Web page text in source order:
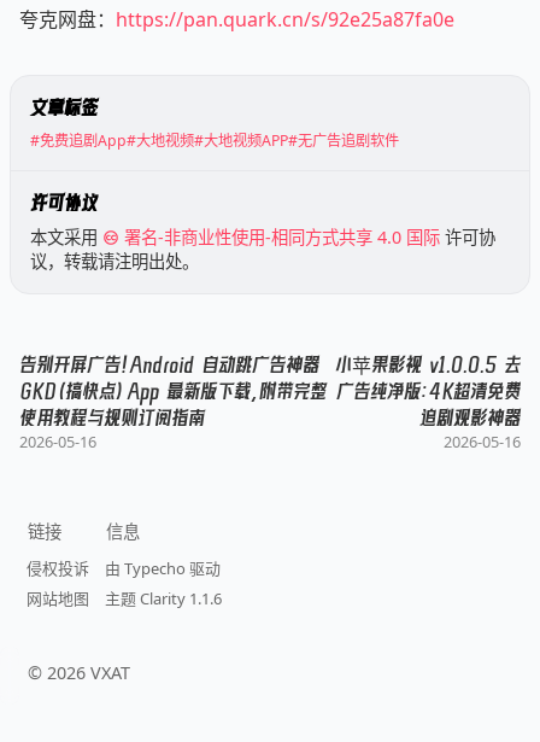
夸克网盘： https://pan.quark.cn/s/92e25a87fa0e
文章标签
#免费追剧App#大地视频#大地视频APP#无广告追剧软件
许可协议
本文采用 署名-非商业性使用-相同方式共享 4.0 国际 许可协
议，转载请注明出处。
告别开屏广告！Android 自动跳广告神器
GKD（搞快点）App 最新版下载，附带完整
使用教程与规则订阅指南
2026-05-16
小苹果影视 v1.0.0.5 去
广告纯净版：4K超清免费
追剧观影神器
2026-05-16
链接
侵权投诉
网站地图
信息
由 Typecho 驱动
主题 Clarity 1.1.6
©2026 VXAT